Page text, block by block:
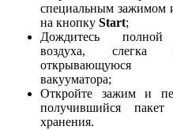
специальным зажимом
на кнопку Start;
Дождитесь полной
воздуха, слегка
вакууматора;
Откройте зажим и
получившийся
хранения.